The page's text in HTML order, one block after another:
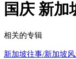
国庆 新加
相关的专辑
新加坡往事/新加坡